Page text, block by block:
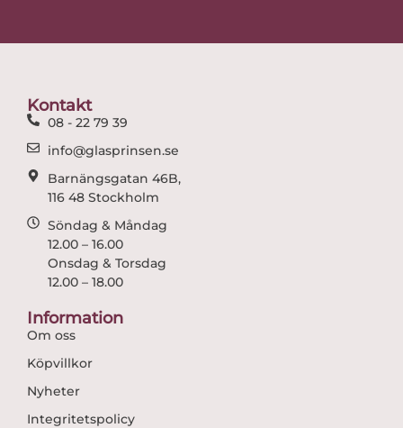
Kontakt
08 - 22 79 39
info@glasprinsen.se
Barnängsgatan 46B,
116 48 Stockholm
Söndag & Måndag
12.00 – 16.00
Onsdag & Torsdag
12.00 – 18.00
Information
Om oss
Köpvillkor
Nyheter
Integritetspolicy